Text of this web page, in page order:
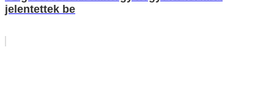
jelentettek be